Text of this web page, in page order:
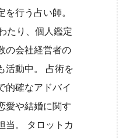
を行う占い師。
たり、個人鑑定
の会社経営者の
活動中。 占術を
的確なアドバイ
愛や結婚に関す
当。 タロットカ